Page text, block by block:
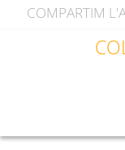
COMPARTIM